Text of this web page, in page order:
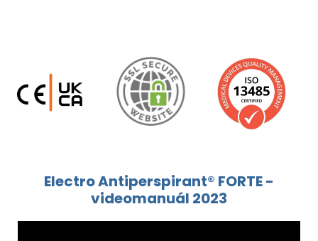
Electro Antiperspirant® FORTE -
videomanuál 2023